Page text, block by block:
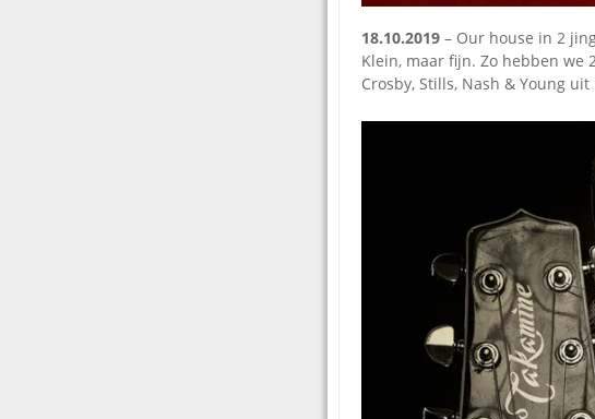
18.10.2019 – Our house in 2
Klein, maar fijn. Zo hebben we
Crosby, Stills, Nash & Young uit